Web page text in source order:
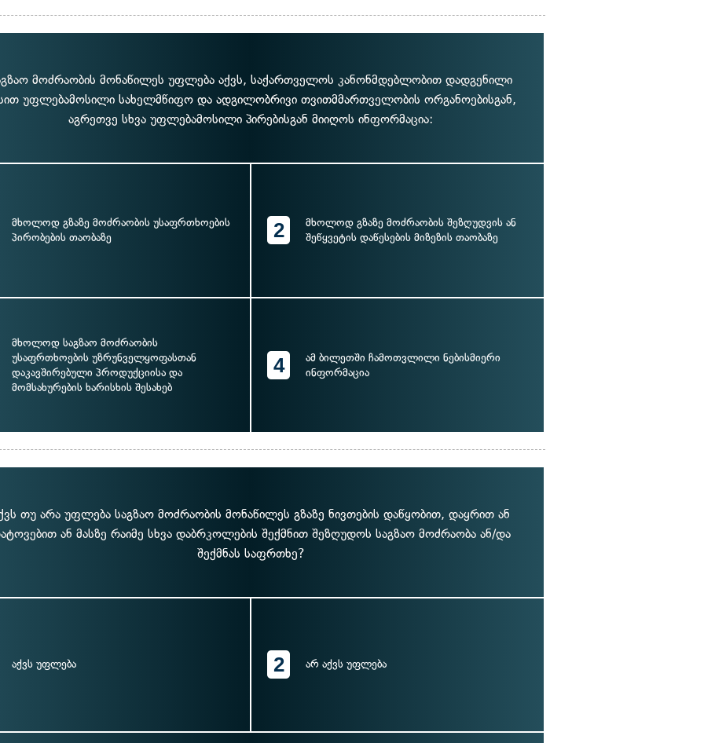
მოძრაობის მონაწილეს უფლება აქვს, საქართველოს კანონმდებლობით დადგენილი
უფლებამოსილი სახელმწიფო და ადგილობრივი თვითმმართველობის ორგანოებისგან,
აგრეთვე სხვა უფლებამოსილი პირებისგან მიიღოს ინფორმაცია:
მხოლოდ გზაზე მოძრაობის უსაფრთხოების
პირობების თაობაზე
2
მხოლოდ გზაზე მოძრაობის შეზღუდვის ან
შეწყვეტის დაწესების მიზეზის თაობაზე
მხოლოდ საგზაო მოძრაობის
უსაფრთხოების უზრუნველყოფასთან
დაკავშირებული პროდუქციისა და
მომსახურების ხარისხის შესახებ
4
ამ ბილეთში ჩამოთვლილი ნებისმიერი
ინფორმაცია
თუ არა უფლება საგზაო მოძრაობის მონაწილეს გზაზე ნივთების დაწყობით, დაყრით ან
ან მასზე რაიმე სხვა დაბრკოლების შექმნით შეზღუდოს საგზაო მოძრაობა ან/და
შექმნას საფრთხე?
აქვს უფლება 2 არ აქვს უფლება